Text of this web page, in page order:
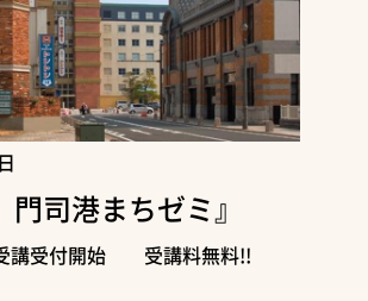
司港まちゼミ』
講受付開始 受講料無料!!